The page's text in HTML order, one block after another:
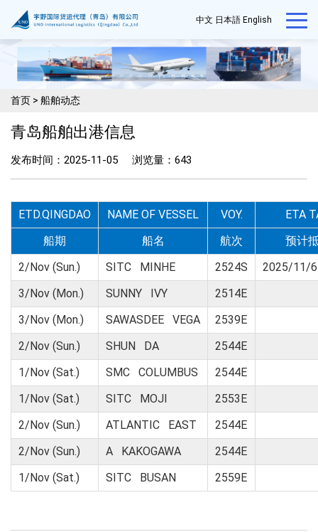
中文 日本語 English
首页 > 船舶动态
青岛船舶出港信息
发布时间：2025-11-05 浏览量： 643
ETD.QINGDAO NAME OF VESSEL VOY.
ETA
船期
船名 航次
预计
2/Nov (Sun.)
SITC MINHE 2524S
2025/11/
3/Nov (Mon.)
SUNNY IVY
2514E
3/Nov (Mon.)
SAWASDEE VEGA
2539E
2/Nov (Sun.)
SHUN DA
2544E
1/Nov (Sat.)
SMC COLUMBUS
2544E
1/Nov (Sat.)
SITC MOJI
2553E
2/Nov (Sun.)
ATLANTIC EAST
2544E
2/Nov (Sun.)
A KAKOGAWA
2544E
1/Nov (Sat.)
SITC BUSAN 2559E